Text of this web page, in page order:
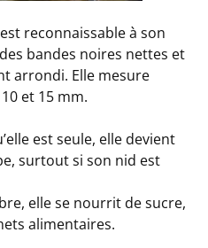
reconnaissable à son
bandes noires nettes et
arrondi. Elle mesure
et 15 mm.
est seule, elle devient
surtout si son nid est
elle se nourrit de sucre,
alimentaires.